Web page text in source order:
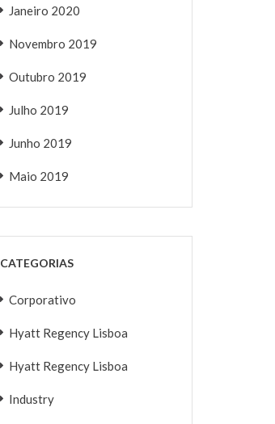
Janeiro 2020
Novembro 2019
Outubro 2019
Julho 2019
Junho 2019
Maio 2019
CATEGORIAS
Corporativo
Hyatt Regency Lisboa
Hyatt Regency Lisboa
Industry